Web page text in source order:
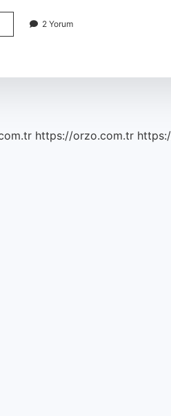
Kemoterapi 2 Yorum
https://orzo.com.tr